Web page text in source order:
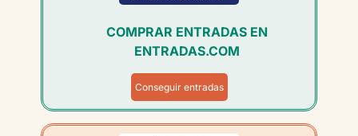
COMPRAR ENTRADAS EN
ENTRADAS.COM
Conseguir entradas